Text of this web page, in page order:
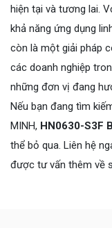
hiện tại và tương lai.
khả năng ứng dụng
còn là một giải pháp
các doanh nghiệp
những đơn vị đang
Nếu bạn đang tìm
MINH, HN0630-S3F
thể bỏ qua. Liên hệ
được tư vấn thêm về